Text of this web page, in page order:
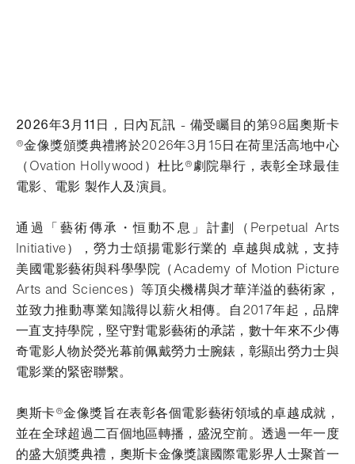
2026年3月11日，日內瓦訊 - 備受矚目的第98屆奧斯卡
®金像獎頒獎典禮將於2026年3月15日在荷里活高地中心
（Ovation Hollywood）杜比®劇院舉行，表彰全球最佳
電影、電影 製作人及演員。
通過「藝術傳承・恒動不息」計劃（Perpetual Arts
Initiative），勞力士頌揚電影行業的 卓越與成就，支持
美國電影藝術與科學學院（Academy of Motion Picture
Arts and Sciences）等頂尖機構與才華洋溢的藝術家，
並致力推動專業知識得以薪火相傳。自2017年起，品牌
一直支持學院，堅守對電影藝術的承諾，數十年來不少傳
奇電影人物於熒光幕前佩戴勞力士腕錶，彰顯出勞力士與
電影業的緊密聯繫。
奧斯卡®金像獎旨在表彰各個電影藝術領域的卓越成就，
並在全球超過二百個地區轉播，盛況空前。透過一年一度
的盛大頒獎典禮，奧斯卡金像獎讓國際電影界人士聚首一